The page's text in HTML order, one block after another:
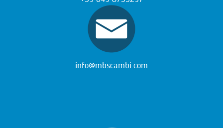
info@mbscambi.com